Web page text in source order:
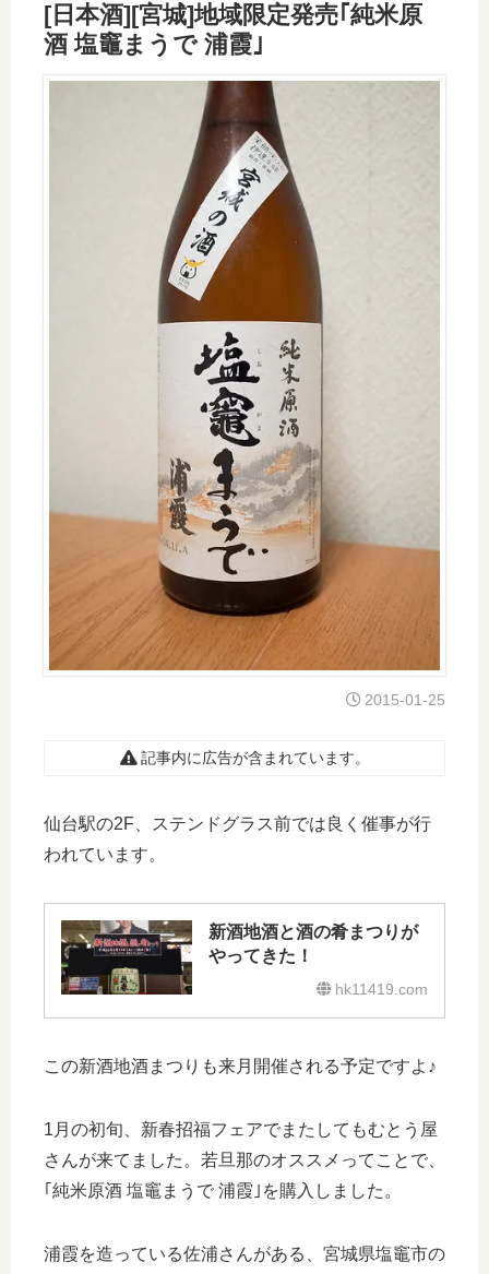
[日本酒][宮城]地域限定発売｢純米原
酒 塩竈まうで 浦霞｣
2015-01-25
記事内に広告が含まれています。
仙台駅の2F、ステンドグラス前では良く催事が行
われています。
新酒地酒と酒の肴まつりが
やってきた！
hk11419.com
この新酒地酒まつりも来月開催される予定ですよ♪
1月の初旬、新春招福フェアでまたしてもむとう屋
さんが来てました。若旦那のオススメってことで、
｢純米原酒 塩竈まうで 浦霞｣を購入しました。
浦霞を造っている佐浦さんがある、宮城県塩竈市の